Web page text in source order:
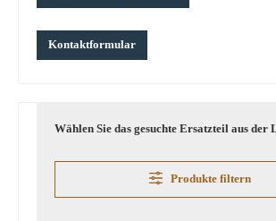
Kontaktformular
Wählen Sie das gesuchte Ersatzteil aus der
Produkte filtern